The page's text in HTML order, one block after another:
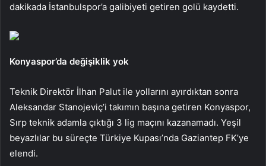
dakikada İstanbulspor’a galibiyeti getiren golü kaydetti.
Konyaspor’da değişiklik yok
Teknik Direktör İlhan Palut ile yollarını ayırdıktan sonra
Aleksandar Stanojeviç’i takımın başına getiren Konyaspor,
Sırp teknik adamla çıktığı 3 lig maçını kazanamadı. Yeşil
beyazlılar bu süreçte Türkiye Kupası’nda Gaziantep FK’ye
elendi.